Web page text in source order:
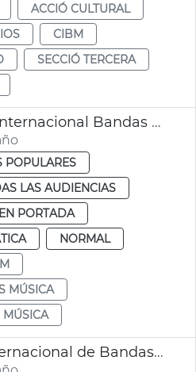
ACCIÓ CULTURAL
CIBM
SECCIÓ TERCERA
Inicio Certamen Internacional Bandas Música València
POPULARES
LAS AUDIENCIAS
EN PORTADA
NORMAL
MÚSICA
137 Certamen Internacional de Bandas de Música de València